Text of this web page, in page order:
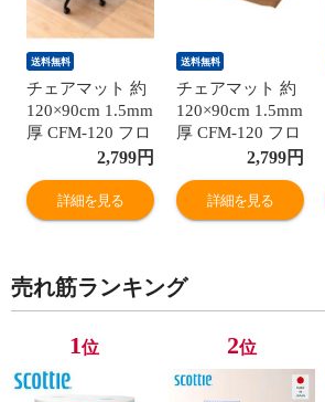
送料無料
チェアマット 約
120×90cm 1.5mm
厚 CFM-120 フロ
ーリング 床暖房
保護 キズ 傷 汚
れ 防止 シート
マット 保護マッ
ミングチェア 透
明 山善
料無料】
2,799円
詳細を見る
送料無料
チェアマット 約
120×90cm 1.5mm
厚 CFM-120 フロ
ーリング 床暖房
保護 キズ 傷 汚
れ 防止 シート
マット 保護マッ
ミングチェア 透
明 山善
料無料】
2,799円
詳細を見る
売れ筋ランキング
1位 2位